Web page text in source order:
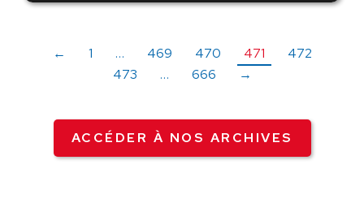
← 1 … 469 470 471
472
473
… 666 →
ACCÉDER À NOS ARCHIVES